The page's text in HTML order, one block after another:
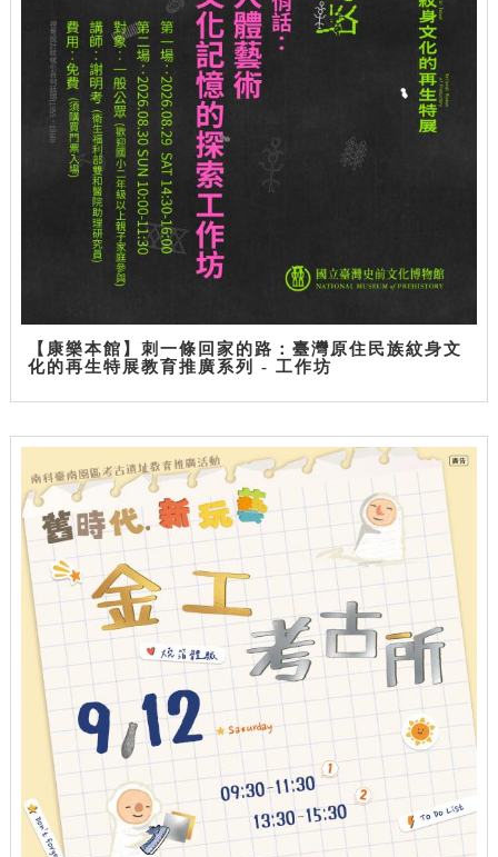
【康樂本館】刺一條回家的路：臺灣原住民族紋身文
化的再生特展教育推廣系列 - 工作坊